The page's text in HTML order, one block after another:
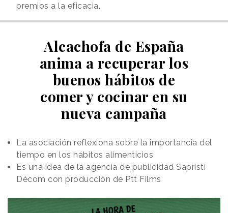
premios a la eficacia.
Alcachofa de España
anima a recuperar los
buenos hábitos de
comer y cocinar en su
nueva campaña
La asociación reflexiona sobre la importancia del
tiempo en los hábitos alimenticios
Es una idea de la agencia de publicidad Sapristi
Décom con producción de Ptt Films